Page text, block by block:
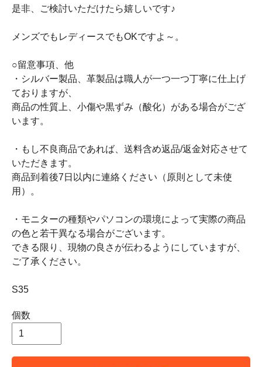
是非、ご検討いただけたら嬉しいです♪
メンズでもレディースでもOKですよ～。
○留意事項、他
・シルバー製品、革製品は職人が一つ一つ丁寧に仕上げ
ておりますが、
商品の性質上、小傷や黒ずみ（酸化）がある場合がござ
います。
・もし不良商品であれば、送料含め返品/返金対応させて
いただきます。
商品到着後7日以内に連絡ください（原則として未使
用）。
・モニターの種類やパソコンの環境によって実際の商品
の色と若干異なる場合がございます。
できる限り、現物の良さが伝わるようにしていますが、
ご了承ください。
S35
個数